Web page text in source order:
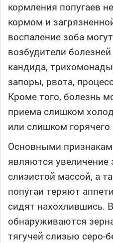
кормления попугаев
кормом и
воспаление зоба
возбудители
кандида,
запоры, рвота,
Кроме того, болезнь
приема слишком
или слишком горячего
Основными
являются увеличение
слизистой массой, а
попугаи теряют
сидят нахохлившись.
обнаруживаются
тягучей слизью серо-